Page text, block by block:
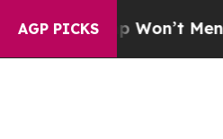
AGP PICKS
Trump Won’t Mention: